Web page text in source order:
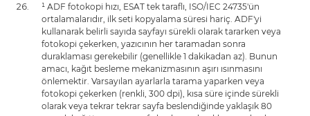
¹ ADF fotokopi hızı, ESAT tek taraflı, ISO/IEC 24735'ün
ortalamalarıdır, ilk seti kopyalama süresi hariç. ADF'yi
kullanarak belirli sayıda sayfayı sürekli olarak tararken veya
fotokopi çekerken, yazıcının her taramadan sonra
duraklaması gerekebilir (genellikle 1 dakikadan az). Bunun
amacı, kağıt besleme mekanizmasının aşırı ısınmasını
önlemektir. Varsayılan ayarlarla tarama yaparken veya
fotokopi çekerken (renkli, 300 dpi), kısa süre içinde sürekli
olarak veya tekrar tekrar sayfa beslendiğinde yaklaşık 80